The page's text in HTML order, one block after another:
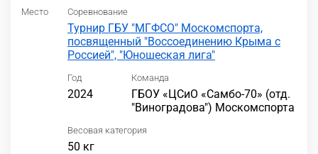
Место Соревнование
Турнир ГБУ "МГФСО" Москомспорта,
посвященный "Воссоединению Крыма с
Россией", "Юношеская лига"
Год
2024
Команда
ГБОУ «ЦСиО «Самбо-70» (отд.
"Виноградова") Москомспорта
Весовая категория
50 кг